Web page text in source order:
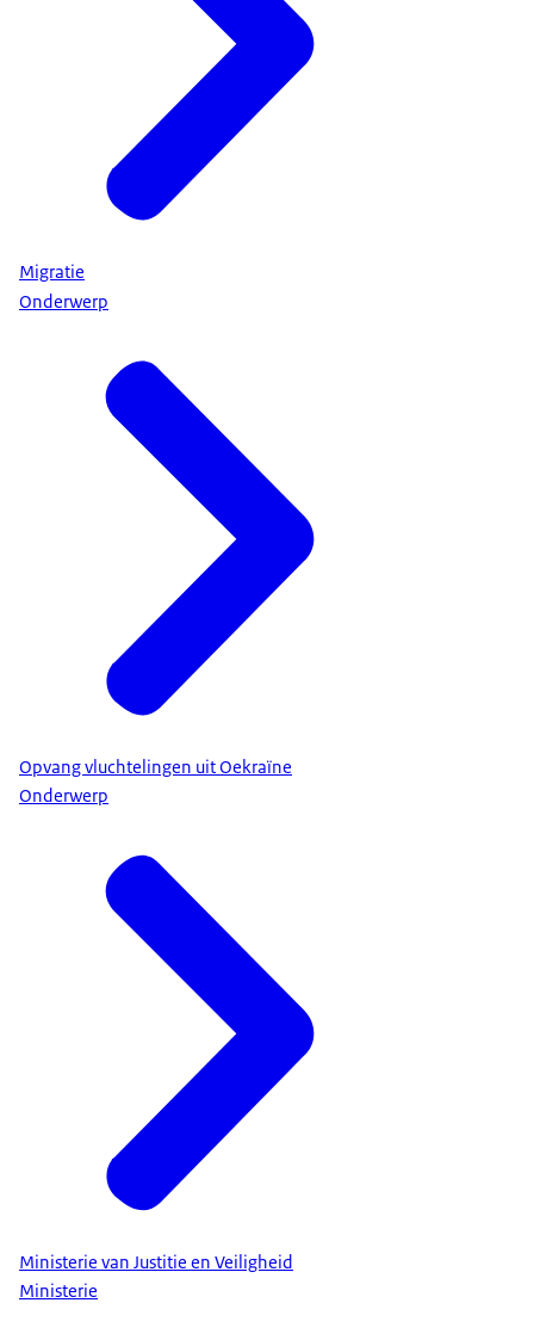
Migratie
Onderwerp
Opvang vluchtelingen uit Oekraïne
Onderwerp
Ministerie van Justitie en Veiligheid
Ministerie